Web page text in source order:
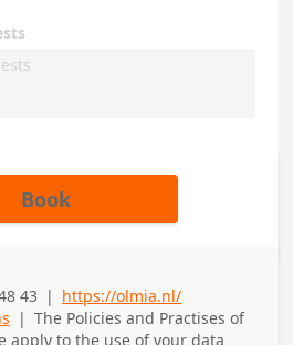
Book
43 | https://olmia.nl/
| The Policies and Practises of
apply to the use of your data